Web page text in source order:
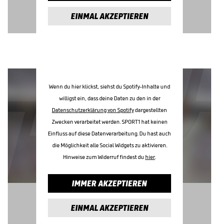
EINMAL AKZEPTIEREN
Wenn du hier klickst, siehst du Spotify-Inhalte und
willigst ein, dass deine Daten zu den in der
Datenschutzerklärung von Spotifydargestellten
Zwecken verarbeitet werden. SPORT1 hat keinen
Einfluss auf diese Datenverarbeitung. Du hast auch
die Möglichkeit alle Social Widgets zu aktivieren.
Hinweise zum Widerruf findest du hier.
IMMER AKZEPTIEREN
EINMAL AKZEPTIEREN